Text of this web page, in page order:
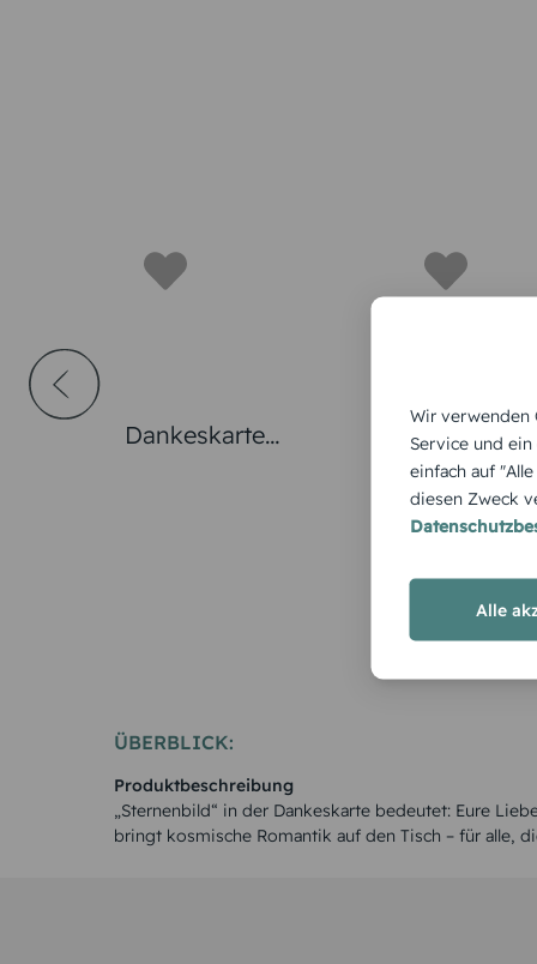
Dankeskarte
Hochzeit
ÜBERBLICK:
Produktbeschreibung
„Sternenbild“ in der Dankeskarte bedeutet: Eure
bringt kosmische Romantik auf den Tisch – für alle,
Wir verwenden
Service und
einfach auf
diesen Zweck
Alle